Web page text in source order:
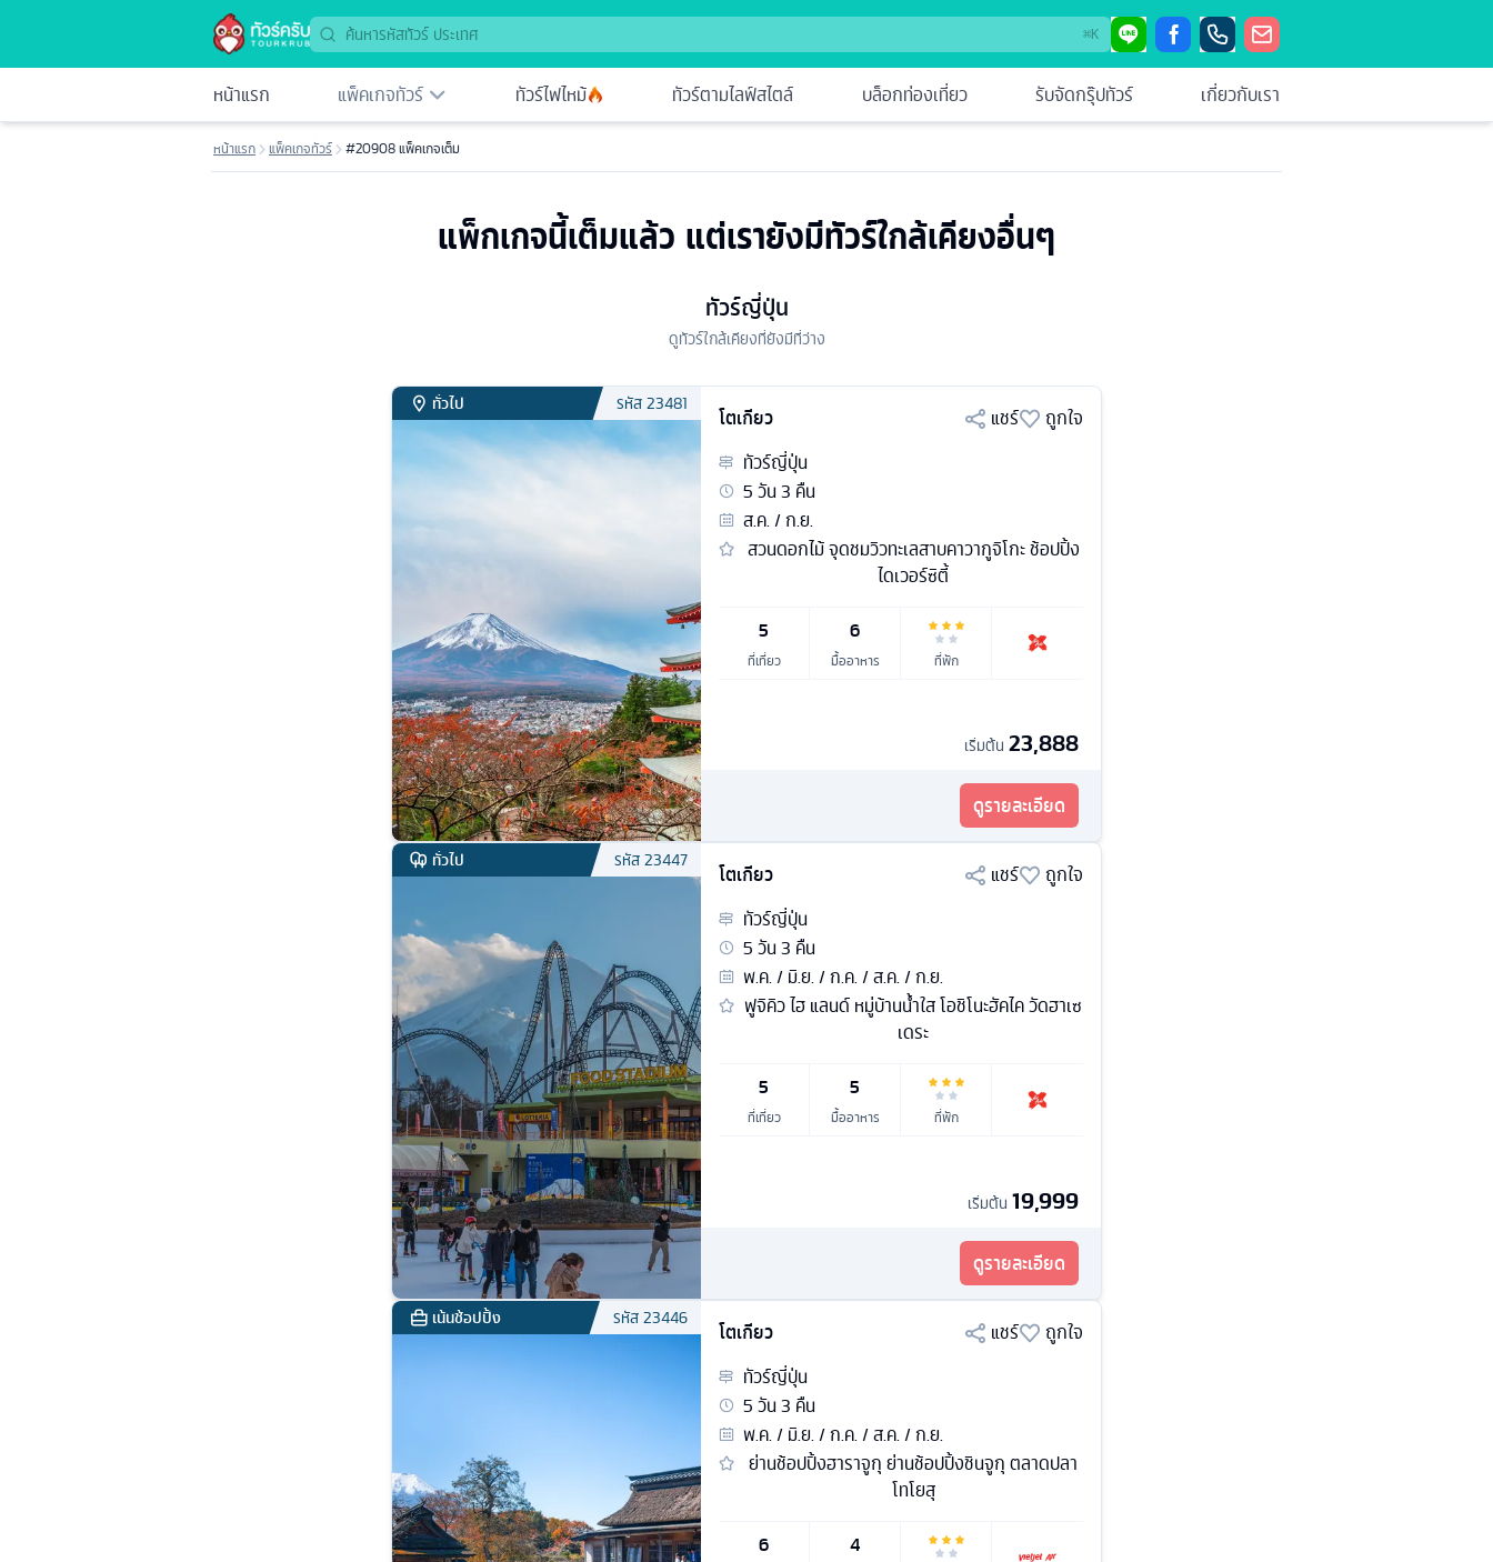
⌘K
หน้าแรก แพ็คเกจทัวร์ ทัวร์ไฟไหม้ ทัวร์ตามไลฟ์สไตล์ บล็อกท่องเที่ยว รับจัดกรุ๊ปทัวร์ เกี่ยวกับเรา
หน้าแรก แพ็คเกจทัวร์ #20908 แพ็คเกจเต็ม
แพ็กเกจนี้เต็มแล้ว แต่เรายังมีทัวร์ใกล้เคียงอื่นๆ
ทัวร์ญี่ปุ่น
ดูทัวร์ใกล้เคียงที่ยังมีที่ว่าง
ทั่วไป รหัส23481
โตเกียว แชร์
ถูกใจ
ทัวร์ญี่ปุ่น
5วัน3 คืน
ส.ค. / ก.ย.
สวนดอกไม้ จุดชมวิวทะเลสาบคาวากูจิโกะ ช้อปปิ้ง
ไดเวอร์ซิตี้
5
ที่เที่ยว
6
มื้ออาหาร ที่พัก
เริ่มต้น 23,888
ดูรายละเอียด
ทั่วไป รหัส23447
โตเกียว แชร์
ถูกใจ
ทัวร์ญี่ปุ่น
5วัน3 คืน
พ.ค. / มิ.ย. / ก.ค. / ส.ค. / ก.ย.
ฟูจิคิว ไฮ แลนด์ หมู่บ้านน้ำใส โอชิโนะฮัคไค วัดฮาเซ
เดระ
5
ที่เที่ยว
5
มื้ออาหาร ที่พัก
เริ่มต้น 19,999
ดูรายละเอียด
เน้นช้อปปิ้ง รหัส23446
โตเกียว แชร์
ถูกใจ
ทัวร์ญี่ปุ่น
5วัน3 คืน
พ.ค. / มิ.ย. / ก.ค. / ส.ค. / ก.ย.
ย่านช้อปปิ้งฮาราจูกุ ย่านช้อปปิ้งชินจูกุ ตลาดปลา
โทโยสุ
6
4